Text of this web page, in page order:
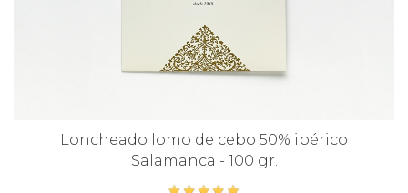
Loncheado lomo de cebo 50% ibérico
Salamanca - 100 gr.